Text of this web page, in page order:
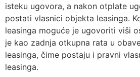
isteku ugovora, a nakon otplate
postati vlasnici objekta leasinga.
leasinga moguće je ugovoriti viši
je kao zadnja otkupna rata u
leasinga, čime postaju i pravni
leasinga.